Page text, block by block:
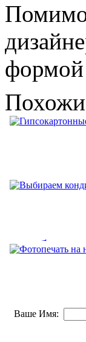
Помимо
формой
Самый
Ваше Имя: